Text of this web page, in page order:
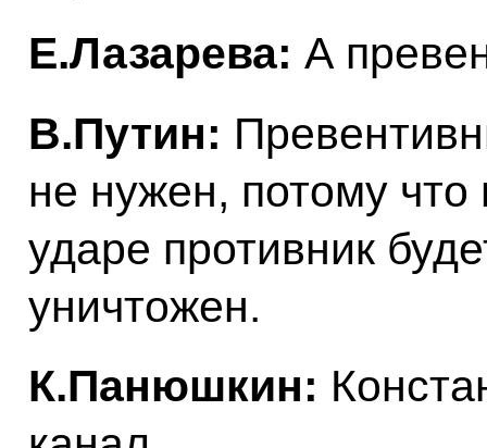
Е.Лазарева: А
В.Путин:
не нужен, потому что
ударе противник
уничтожен.
К.Панюшкин: